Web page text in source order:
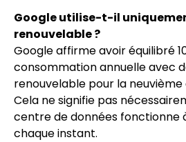
Google utilise-t-il
renouvelable ?
Google affirme avoir équilibré
consommation annuelle avec
renouvelable pour la
Cela ne signifie pas
centre de données fonctionne
chaque instant.